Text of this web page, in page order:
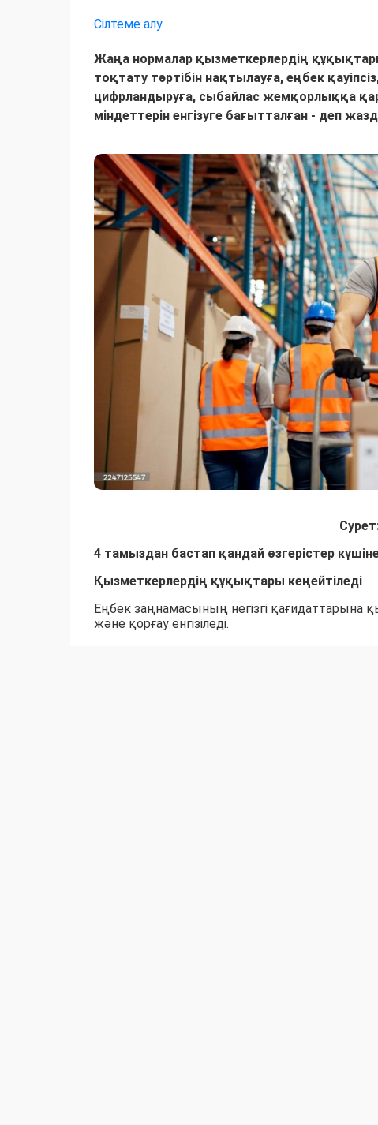
Сілтеме алу
Жаңа нормалар қызметкерлердің
тоқтату тәртібін нақтылауға, еңбек
цифрландыруға, сыбайлас жемқорлыққа
міндеттерін енгізуге бағытталған - деп
4 тамыздан бастап қандай өзгерістер
Қызметкерлердің құқықтары кеңейтіледі
Еңбек заңнамасының негізгі қағидаттарына
және қорғау енгізіледі.
Сонымен қатар қызметкердің жеке өміріне